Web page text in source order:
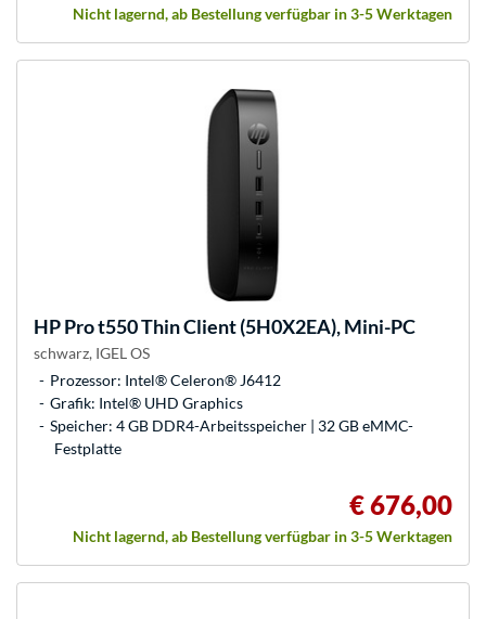
Nicht lagernd, ab Bestellung verfügbar in 3-5 Werktagen
HPPro t550 Thin Client (5H0X2EA), Mini-PC
schwarz, IGEL OS
Prozessor: Intel® Celeron® J6412
Grafik: Intel® UHD Graphics
Speicher: 4 GB DDR4-Arbeitsspeicher | 32 GB eMMC-
Festplatte
€ 676,00
Nicht lagernd, ab Bestellung verfügbar in 3-5 Werktagen